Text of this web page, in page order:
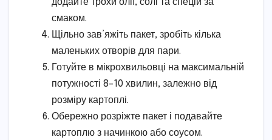
додайте трохи олії, солі та спецій за
смаком.
Щільно зав’яжіть пакет, зробіть кілька
маленьких отворів для пари.
Готуйте в мікрохвильовці на максимальній
потужності 8–10 хвилин, залежно від
розміру картоплі.
Обережно розріжте пакет і подавайте
картоплю з начинкою або соусом.